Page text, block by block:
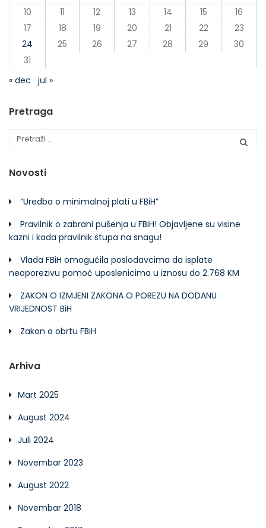
10
11 12 13 14 15
16
17
18 19 20 21 22
23
24
25 26 27 28 29
30
31
« dec
jul »
Pretraga
Novosti
“Uredba o minimalnoj plati u FBiH”
Pravilnik o zabrani pušenja u FBiH! Objavljene su visine
kazni i kada pravilnik stupa na snagu!
Vlada FBiH omogućila poslodavcima da isplate
neoporezivu pomoć uposlenicima u iznosu do 2.768 KM
ZAKON O IZMJENI ZAKONA O POREZU NA DODANU
VRIJEDNOST BiH
Zakon o obrtu FBiH
Arhiva
Mart 2025
August 2024
Juli 2024
Novembar 2023
August 2022
Novembar 2018